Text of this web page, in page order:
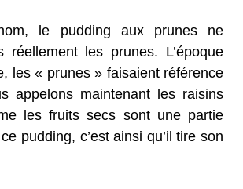
le pudding aux prunes ne
réellement les prunes. L’époque
les « prunes » faisaient référence
appelons maintenant les raisins
les fruits secs sont une partie
pudding, c’est ainsi qu’il tire son